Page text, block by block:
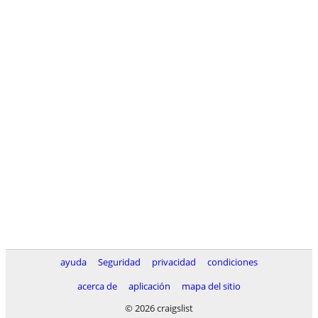
ayuda Seguridad privacidad
condiciones
acerca de
aplicación
mapa del sitio
© 2026 craigslist